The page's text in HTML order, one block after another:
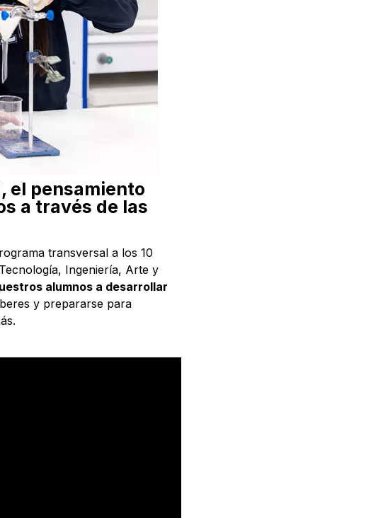
el pensamiento
a través de las
transversal a los 10
Ingeniería, Arte y
alumnos a desarrollar
y prepararse para